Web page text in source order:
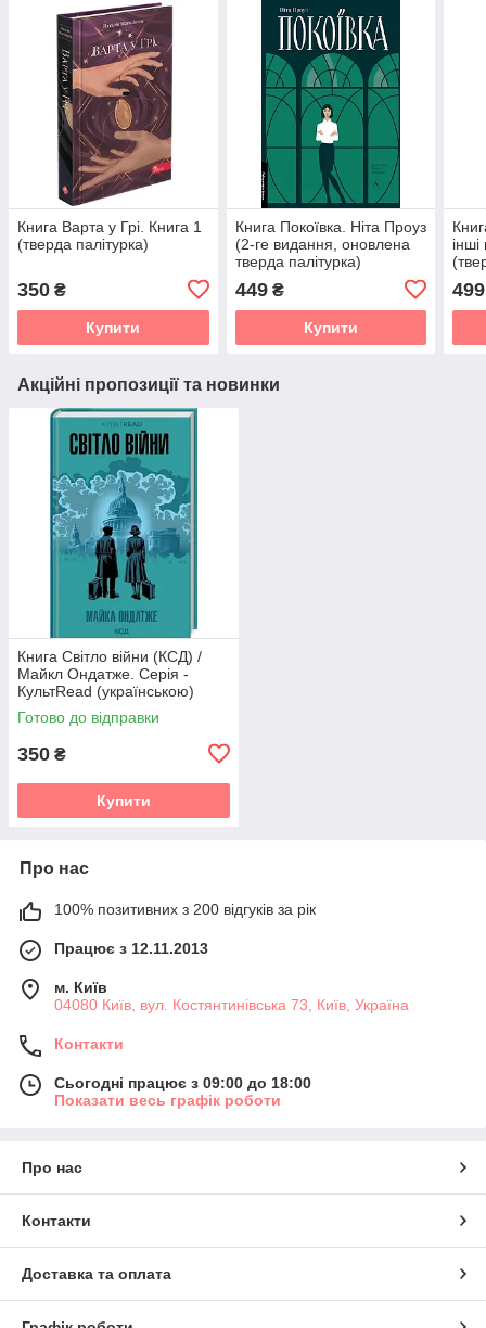
Книга Варта у Грі. Книга 1
(тверда палітурка)
350 ₴
Купити
Книга Покоївка. Ніта Проуз
(2-ге видання, оновлена
тверда палітурка)
449₴
Купити
499
Акційні пропозиції та новинки
Книга Світло війни (КСД) /
Майкл Ондатже. Серія -
КультRead (українською)
Готово до відправки
350 ₴
Купити
Про нас
100% позитивних з 200 відгуків за рік
Працює з 12.11.2013
м. Київ
04080 Київ, вул. Костянтинівська 73, Київ, Україна
Контакти
Сьогодні працює з 09:00 до 18:00
Показати весь графік роботи
Про нас
Контакти
Доставка та оплата